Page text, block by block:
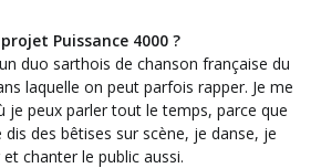
Puissance 4000 ?
duo sarthois de chanson française du
laquelle on peut parfois rapper. Je me
je peux parler tout le temps, parce que
dis des bêtises sur scène, je danse, je
chanter le public aussi.